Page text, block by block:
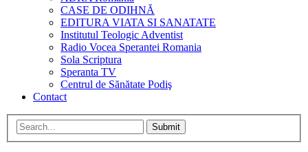
CASE DE ODIHNĂ
EDITURA VIATA SI SANATATE
Institutul Teologic Adventist
Radio Vocea Sperantei Romania
Sola Scriptura
Speranta TV
Centrul de Sănătate Podiş
Contact
Submit